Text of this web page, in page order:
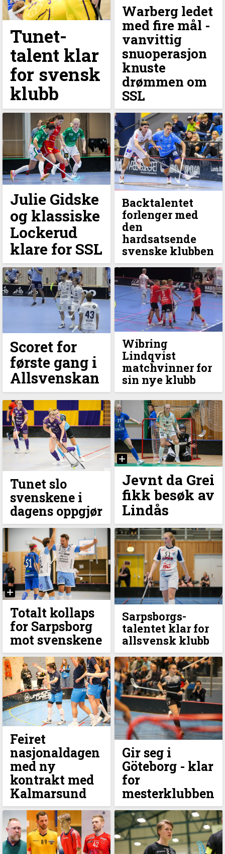
Tunet-
talent klar
for svensk
klubb
Warberg ledet
med fire mål -
vanvittig
snuoperasjon
knuste
drømmen om
SSL
Julie Gidske
og klassiske
Lockerud
klare for SSL
Backtalentet
forlenger med
den
hardsatsende
svenske klubben
Scoret for
første gang i
Allsvenskan
Wibring
Lindqvist
matchvinner for
sin nye klubb
Tunet slo
svenskene i
dagens oppgjør
Jevnt da Grei
fikk besøk av
Lindås
Totalt kollaps
for Sarpsborg
mot svenskene
Sarpsborgs-
talentet klar for
allsvensk klubb
Feiret
nasjonaldagen
med ny
kontrakt med
Kalmarsund
Gir seg i
Göteborg - klar
for
mesterklubben